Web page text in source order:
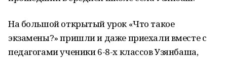
На большой открытый урок «Что такое
экзамены?» пришли и даже приехали вместе с
педагогами ученики 6-8-х классов Узянбаша,